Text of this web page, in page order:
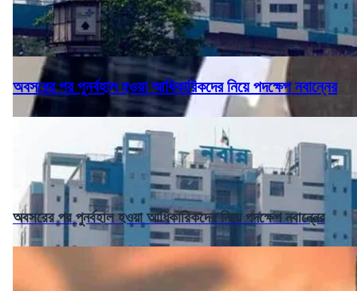
অবসরের পর পুনর্বহাল হওয়া আধিকারিকদের নিয়ে পদক্ষেপ নবান্নের
অবসরের পর পুনর্বহাল হওয়া আধিকারিকদের নিয়ে পদক্ষেপ নবান্নের